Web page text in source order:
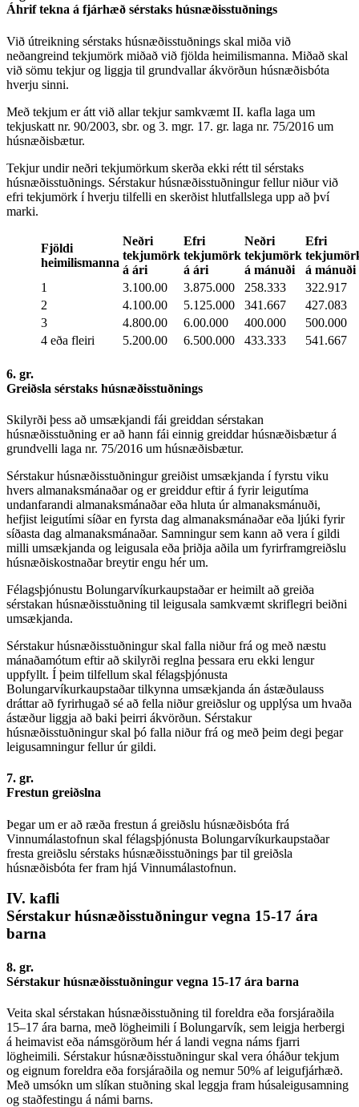
Áhrif tekna á fjárhæð sérstaks húsnæðisstuðnings
Við útreikning sérstaks húsnæðisstuðnings skal miða við
neðangreind tekjumörk miðað við fjölda heimilismanna. Miðað skal
við sömu tekjur og liggja til grundvallar ákvörðun húsnæðisbóta
hverju sinni.
Með tekjum er átt við allar tekjur samkvæmt II. kafla laga um
tekjuskatt nr. 90/2003, sbr. og 3. mgr. 17. gr. laga nr. 75/2016 um
húsnæðisbætur.
Tekjur undir neðri tekjumörkum skerða ekki rétt til sérstaks
húsnæðisstuðnings. Sérstakur húsnæðisstuðningur fellur niður við
efri tekjumörk í hverju tilfelli en skerðist hlutfallslega upp að því
marki.
Fjöldi
heimilismanna
Neðri
tekjumörk
á ári
Efri
tekjumörk
á ári
Neðri
tekjumörk
á mánuði
Efri
á mánuði
1
3.100.00 3.875.000 258.333
322.917
2
4.100.00 5.125.000 341.667
427.083
3
4.800.00 6.00.000 400.000
500.000
4 eða fleiri
5.200.00 6.500.000 433.333 541.667
6. gr.
Greiðsla sérstaks húsnæðisstuðnings
Skilyrði þess að umsækjandi fái greiddan sérstakan
húsnæðisstuðning er að hann fái einnig greiddar húsnæðisbætur á
grundvelli laga nr. 75/2016 um húsnæðisbætur.
Sérstakur húsnæðisstuðningur greiðist umsækjanda í fyrstu viku
hvers almanaksmánaðar og er greiddur eftir á fyrir leigutíma
undanfarandi almanaksmánaðar eða hluta úr almanaksmánuði,
hefjist leigutími síðar en fyrsta dag almanaksmánaðar eða ljúki fyrir
síðasta dag almanaksmánaðar. Samningur sem kann að vera í gildi
milli umsækjanda og leigusala eða þriðja aðila um fyrirframgreiðslu
húsnæðiskostnaðar breytir engu hér um.
Félagsþjónustu Bolungarvíkurkaupstaðar er heimilt að greiða
sérstakan húsnæðisstuðning til leigusala samkvæmt skriflegri beiðni
umsækjanda.
Sérstakur húsnæðisstuðningur skal falla niður frá og með næstu
mánaðamótum eftir að skilyrði reglna þessara eru ekki lengur
uppfyllt. Í þeim tilfellum skal félagsþjónusta
Bolungarvíkurkaupstaðar tilkynna umsækjanda án ástæðulauss
dráttar að fyrirhugað sé að fella niður greiðslur og upplýsa um hvaða
ástæður liggja að baki þeirri ákvörðun. Sérstakur
húsnæðisstuðningur skal þó falla niður frá og með þeim degi þegar
leigusamningur fellur úr gildi.
7. gr.
Frestun greiðslna
Þegar um er að ræða frestun á greiðslu húsnæðisbóta frá
Vinnumálastofnun skal félagsþjónusta Bolungarvíkurkaupstaðar
fresta greiðslu sérstaks húsnæðisstuðnings þar til greiðsla
húsnæðisbóta fer fram hjá Vinnumálastofnun.
IV. kafli
Sérstakur húsnæðisstuðningur vegna 15-17 ára
barna
8. gr.
Sérstakur húsnæðisstuðningur vegna 15-17 ára barna
Veita skal sérstakan húsnæðisstuðning til foreldra eða forsjáraðila
15–17 ára barna, með lögheimili í Bolungarvík, sem leigja herbergi
á heimavist eða námsgörðum hér á landi vegna náms fjarri
lögheimili. Sérstakur húsnæðisstuðningur skal vera óháður tekjum
og eignum foreldra eða forsjáraðila og nemur 50% af leigufjárhæð.
Með umsókn um slíkan stuðning skal leggja fram húsaleigusamning
og staðfestingu á námi barns.